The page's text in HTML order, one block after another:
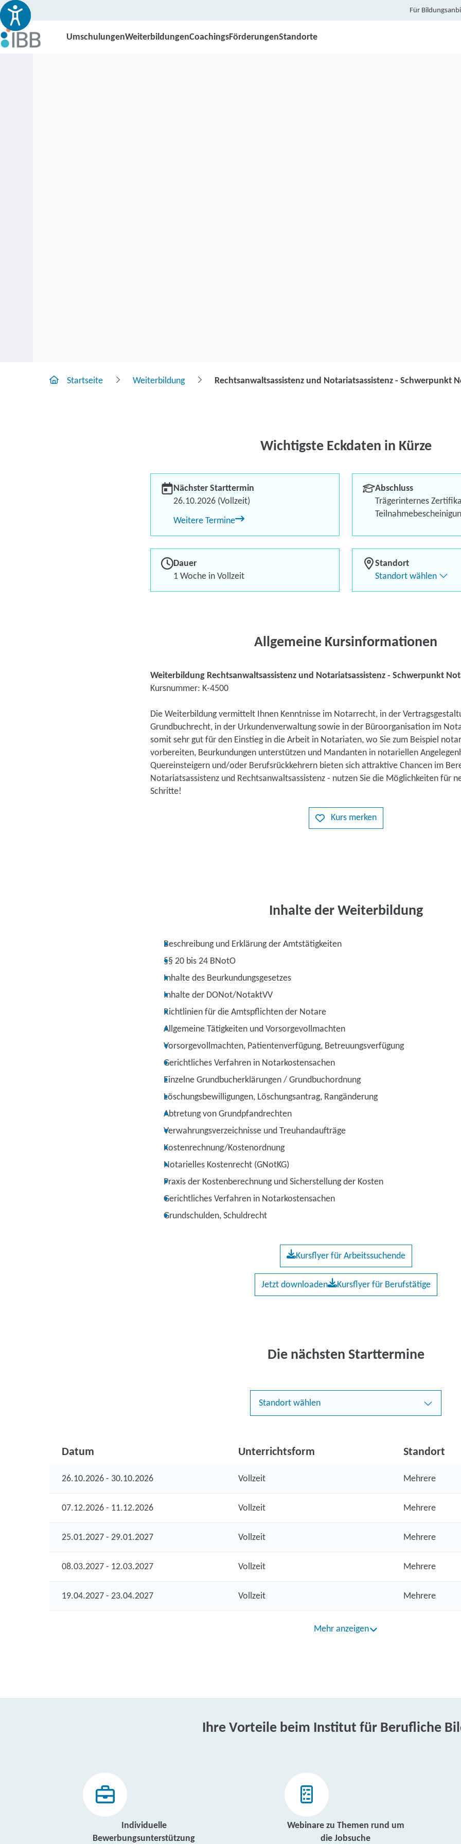
Für
UmschulungenWeiterbildungenCoachingsFörderungenStandorte
Berufliches Profil
Bis zu 100 % Förderung
Startseite Weiterbildung Rechtsanwaltsassistenz und Notariatsassistenz - Schwerpunkt
Wichtigste Eckdaten in Kürze
Nächster Starttermin
26.10.2026 (Vollzeit)
Weitere Termine
Abschluss
Trägerinternes
Dauer
1 Woche in Vollzeit
Standort
Standort wählen
Allgemeine Kursinformationen
Weiterbildung Rechtsanwaltsassistenz und Notariatsassistenz - Schwerpunkt
Kursnummer: K-4500
Die Weiterbildung vermittelt Ihnen Kenntnisse im Notarrecht, in der
Grundbuchrecht, in der Urkundenverwaltung sowie in der Büroorganisation im
somit sehr gut für den Einstieg in die Arbeit in Notariaten, wo Sie zum Beispiel
vorbereiten, Beurkundungen unterstützen und Mandanten in notariellen
Quereinsteigern und/oder Berufsrückkehrern bieten sich attraktive Chancen im
Notariatsassistenz und Rechtsanwaltsassistenz - nutzen Sie die Möglichkeiten für
Schritte!
Kurs merken
Inhalte der Weiterbildung
Beschreibung und Erklärung der Amtstätigkeiten
§§ 20 bis 24 BNotO
Inhalte des Beurkundungsgesetzes
Inhalte der DONot/NotaktVV
Richtlinien für die Amtspflichten der Notare
Allgemeine Tätigkeiten und Vorsorgevollmachten
Vorsorgevollmachten, Patientenverfügung, Betreuungsverfügung
Gerichtliches Verfahren in Notarkostensachen
Einzelne Grundbucherklärungen / Grundbuchordnung
Löschungsbewilligungen, Löschungsantrag, Rangänderung
Abtretung von Grundpfandrechten
Verwahrungsverzeichnisse und Treuhandaufträge
Kostenrechnung/Kostenordnung
Notarielles Kostenrecht (GNotKG)
Praxis der Kostenberechnung und Sicherstellung der Kosten
Gerichtliches Verfahren in Notarkostensachen
Grundschulden, Schuldrecht
Kursflyer für Arbeitssuchende
Jetzt downloaden Kursflyer für Berufstätige
Die nächsten Starttermine
Standort wählen
Datum Unterrichtsform Standort
26.10.2026 - 30.10.2026 Vollzeit Mehrere
07.12.2026 - 11.12.2026 Vollzeit Mehrere
25.01.2027 - 29.01.2027 Vollzeit Mehrere
08.03.2027 - 12.03.2027 Vollzeit Mehrere
19.04.2027 - 23.04.2027 Vollzeit Mehrere
Mehr anzeigen
Ihre Vorteile beim Institut für Berufliche
Individuelle
Bewerbungsunterstützung
Webinare zu Themen rund um
die Jobsuche